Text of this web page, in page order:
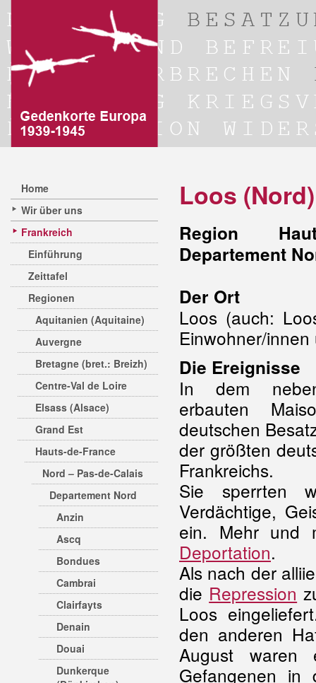
Home
Wir über uns
Frankreich
Einführung
Zeittafel
Regionen
Aquitanien (Aquitaine)
Auvergne
Bretagne (bret.: Breizh)
Centre-Val de Loire
Elsass (Alsace)
Grand Est
Hauts-de-France
Nord – Pas-de-Calais
Departement Nord
Anzin
Ascq
Bondues
Cambrai
Clairfayts
Denain
Douai
Dunkerque
Loos (Nord)
Region
Departement
Der Ort
Loos (auch:
Einwohner/
Die Ereignisse
In dem
erbauten
deutschen
der größten
Frankreichs.
Sie sperrten
Verdächtige,
ein. Mehr und
Deportation.
Als nach der
die Repression
Loos
den anderen
August waren
Gefangenen in